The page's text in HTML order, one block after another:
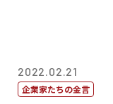
2022.02.21
企業家たちの金言